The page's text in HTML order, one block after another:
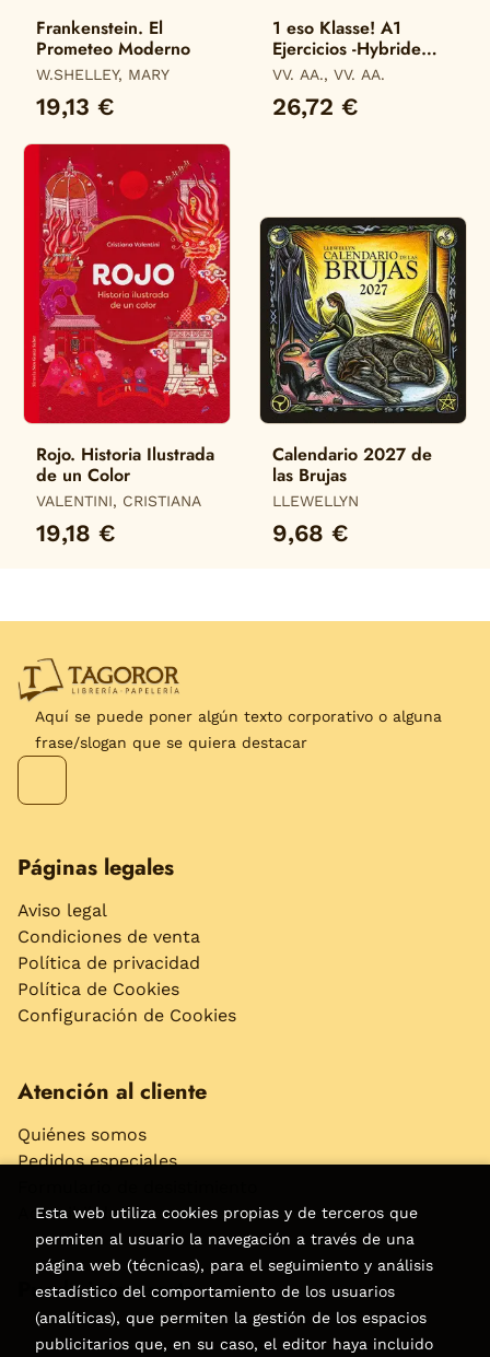
Frankenstein. El
Prometeo Moderno
W.SHELLEY, MARY
19,13 €
1 eso Klasse! A1
Ejercicios -Hybride
Allango-
VV. AA., VV. AA.
26,72 €
Rojo. Historia Ilustrada
de un Color
VALENTINI, CRISTIANA
19,18 €
Calendario 2027 de
las Brujas
LLEWELLYN
9,68 €
Aquí se puede poner algún texto corporativo o alguna
frase/slogan que se quiera destacar
Páginas legales
Aviso legal
Condiciones de venta
Política de privacidad
Política de Cookies
Configuración de Cookies
Atención al cliente
Quiénes somos
Pedidos especiales
Accesibilidad
Puede interesarte
Esta web utiliza cookies propias y de terceros que
permiten al usuario la navegación a través de una
página web (técnicas), para el seguimiento y análisis
estadístico del comportamiento de los usuarios
(analíticas), que permiten la gestión de los espacios
publicitarios que, en su caso, el editor haya incluido